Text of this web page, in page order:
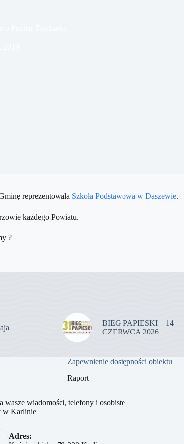
reprezentowała Szkoła Podstawowa w Daszewie.
każdego Powiatu.
?
BIEG PAPIESKI – 14
CZERWCA 2026
Zapewnienie dostępności obiektu
Raport
wasze wiadomości, telefony i osobiste
w Karlinie
Adres: